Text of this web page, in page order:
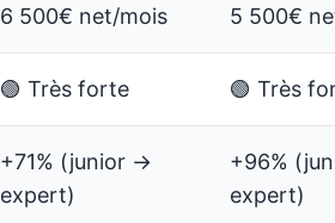
6 500€ net/mois 5 500€
🟢 Très forte 🟢 Très
+71% (junior →
expert)
+96%
expert)